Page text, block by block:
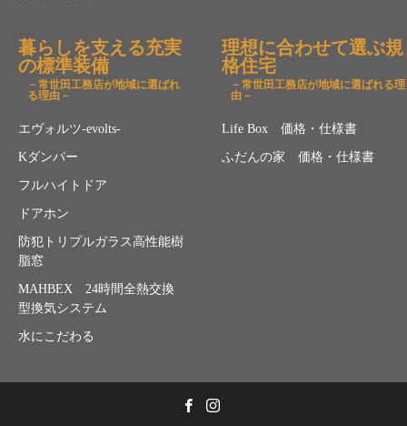
暮らしを支える充実
の標準装備
－常世田工務店が地域に選ばれ
る理由－
エヴォルツ-evolts-
Kダンパー
フルハイトドア
ドアホン
防犯トリプルガラス高性能樹
脂窓
MAHBEX 24時間全熱交換
型換気システム
水にこだわる
理想に合わせて選ぶ規
格住宅
－常世田工務店が地域に選ばれる理
由－
Life Box 価格・仕様書
ふだんの家 価格・仕様書